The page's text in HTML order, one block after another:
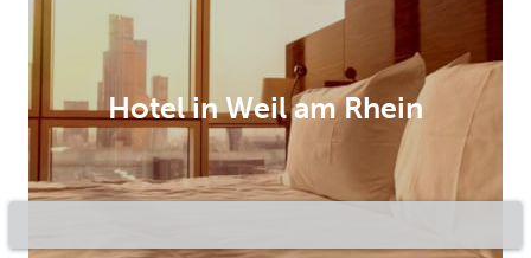
Hotel in Weil am Rhein